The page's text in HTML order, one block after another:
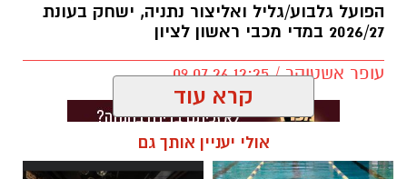
הפועל גלבוע/גליל ואליצור נתניה, ישחק בעונת
2026/27 במדי מכבי ראשון לציון
עופר אשטוקר / 12:25 09.07.26
קרא עוד
אולי יעניין אותך גם